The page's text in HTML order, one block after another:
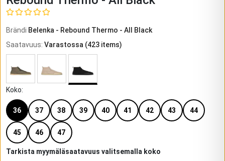
Brändi Belenka - Rebound Thermo - All Black
Saatavuus: Varastossa (423 items)
Koko:
36 37 38 39 40 41 42 43 44
45 46 47
Tarkista myymäläsaatavuus valitsemalla koko